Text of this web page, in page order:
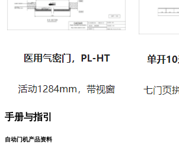
手册与指引
自动门机产品资料